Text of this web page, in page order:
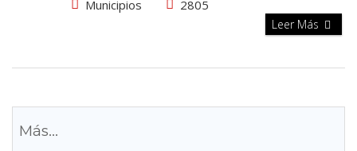
Municipios
2805
Leer Más
Más...